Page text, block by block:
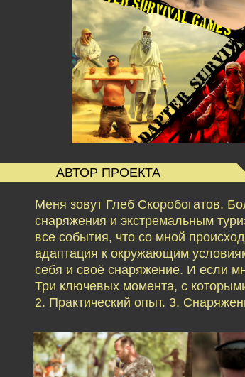
АВТОР ПРОЕКТА
Меня зовут Глеб Скоробогатов.
снаряжения и экстремальным
все события, что со мной
адаптация к окружающим
себя и своё снаряжение. И если
Три ключевых момента, с
2. Практический опыт. 3.